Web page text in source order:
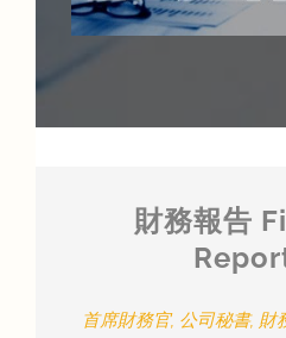
財務報告
首席財務官, 公司秘書,